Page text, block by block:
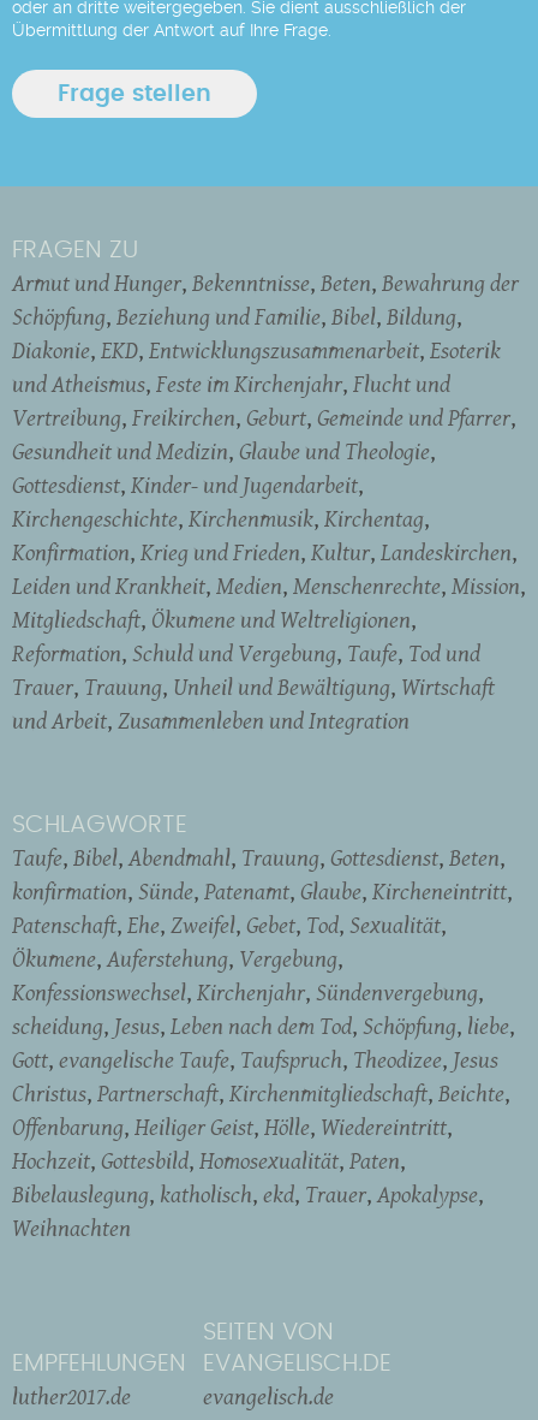
oder an dritte weitergegeben. Sie dient ausschließlich der
Übermittlung der Antwort auf Ihre Frage.
FRAGEN ZU
Armut und Hunger Bekenntnisse Beten Bewahrung der
Schöpfung Beziehung und Familie Bibel Bildung
Diakonie EKD Entwicklungszusammenarbeit Esoterik
und Atheismus Feste im Kirchenjahr Flucht und
Vertreibung Freikirchen Geburt Gemeinde und Pfarrer
Gesundheit und Medizin Glaube und Theologie
Gottesdienst Kinder- und Jugendarbeit
Kirchengeschichte Kirchenmusik Kirchentag
Konfirmation Krieg und Frieden Kultur Landeskirchen
Leiden und Krankheit Medien Menschenrechte Mission
Mitgliedschaft Ökumene und Weltreligionen
Reformation Schuld und Vergebung Taufe Tod und
Trauer Trauung Unheil und Bewältigung Wirtschaft
und Arbeit Zusammenleben und Integration
SCHLAGWORTE
Taufe Bibel Abendmahl Trauung Gottesdienst Beten
konfirmation Sünde Patenamt Glaube Kircheneintritt
Patenschaft Ehe Zweifel Gebet Tod Sexualität
Ökumene Auferstehung Vergebung
Konfessionswechsel Kirchenjahr Sündenvergebung
scheidung Jesus Leben nach dem Tod Schöpfung liebe
Gott evangelische Taufe Taufspruch Theodizee Jesus
Christus Partnerschaft Kirchenmitgliedschaft Beichte
Offenbarung Heiliger Geist Hölle Wiedereintritt
Hochzeit Gottesbild Homosexualität Paten
Bibelauslegung katholisch ekd Trauer Apokalypse
Weihnachten
EMPFEHLUNGEN
luther2017.de
SEITEN VON
EVANGELISCH.DE
evangelisch.de